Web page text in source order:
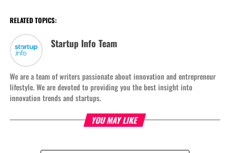
RELATED TOPICS:
Startup Info Team
We are a team of writers passionate about innovation and entrepreneur
lifestyle. We are devoted to providing you the best insight into
innovation trends and startups.
YOU MAY LIKE